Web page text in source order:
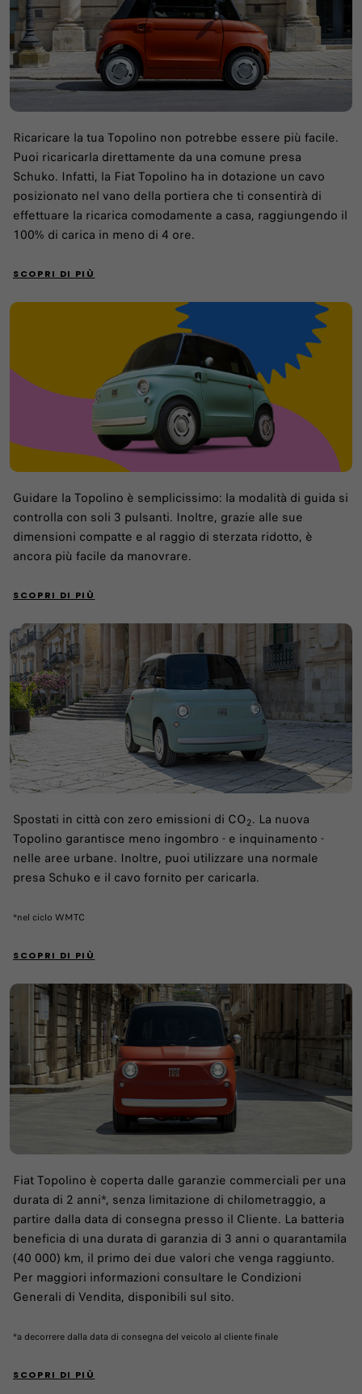
Ricaricare la tua Topolino non potrebbe essere più facile.
Puoi ricaricarla direttamente da una comune presa
Schuko. Infatti, la Fiat Topolino ha in dotazione un cavo
posizionato nel vano della portiera che ti consentirà di
effettuare la ricarica comodamente a casa, raggiungendo il
100% di carica in meno di 4 ore.
SCOPRI DI PIÙ
Guidare la Topolino è semplicissimo: la modalità di guida si
controlla con soli 3 pulsanti. Inoltre, grazie alle sue
dimensioni compatte e al raggio di sterzata ridotto, è
ancora più facile da manovrare.
SCOPRI DI PIÙ
Spostati in città con zero emissioni di CO2. La nuova
Topolino garantisce meno ingombro - e inquinamento -
nelle aree urbane. Inoltre, puoi utilizzare una normale
presa Schuko e il cavo fornito per caricarla.
*nel ciclo WMTC
SCOPRI DI PIÙ
Fiat Topolino è coperta dalle garanzie commerciali per una
durata di 2 anni*, senza limitazione di chilometraggio, a
partire dalla data di consegna presso il Cliente. La batteria
beneficia di una durata di garanzia di 3 anni o quarantamila
(40 000) km, il primo dei due valori che venga raggiunto.
Per maggiori informazioni consultare le Condizioni
Generali di Vendita, disponibili sul sito.
*a decorrere dalla data di consegna del veicolo al cliente finale
SCOPRI DI PIÙ